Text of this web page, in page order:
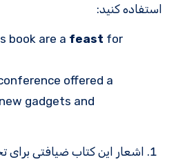
استفاده کنید:
book are a feast for
offered a
gadgets and
اشعار این کتاب ضیافتی برای